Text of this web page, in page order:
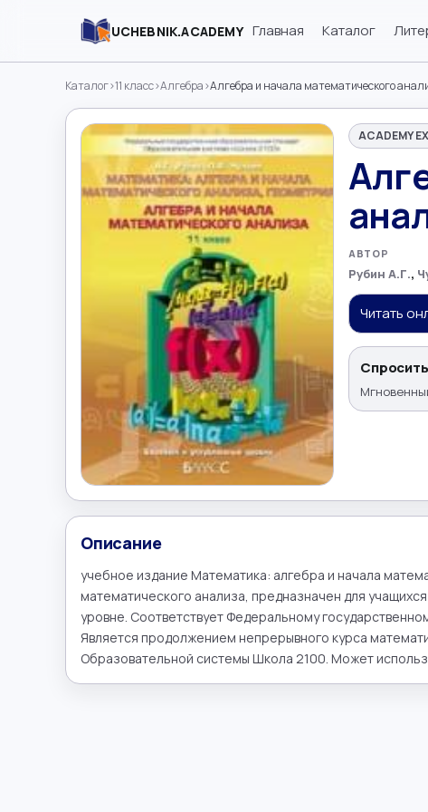
UCHEBNIK.ACADEMY Главная Каталог
Каталог›11 класс›Алгебра›Алгебра и начала математического
ACADEMY
АВТОР
Рубин А.Г.,
Читать
Описание
учебное издание Математика: алгебра и начала
математического анализа, предназначен для
уровне. Соответствует Федеральному
Является продолжением непрерывного курса
Образовательной системы Школа 2100. Может